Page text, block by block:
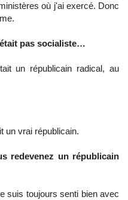
où j'ai exercé. Donc
pas socialiste…
un républicain radical, au
un vrai républicain.
redevenez un républicain
suis toujours senti bien avec